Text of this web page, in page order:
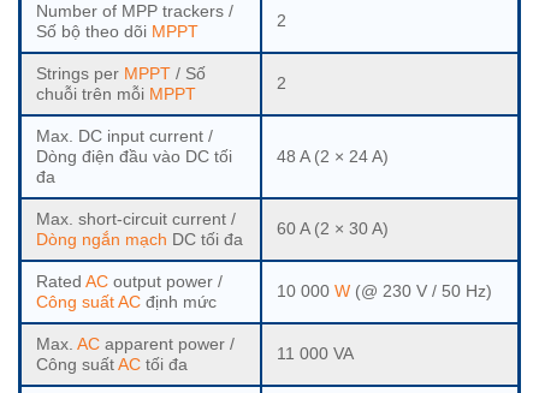
Number of MPP trackers /
Số bộ theo dõi MPPT
2
Strings per MPPT / Số
chuỗi trên mỗi MPPT
2
Max. DC input current /
Dòng điện đầu vào DC tối
đa
48 A (2 × 24 A)
Max. short-circuit current /
Dòng ngắn mạch DC tối đa
60 A (2 × 30 A)
Rated AC output power /
Công suất AC định mức
10 000 W (@ 230 V / 50 Hz)
Max. AC apparent power /
Công suất AC tối đa
11 000 VA